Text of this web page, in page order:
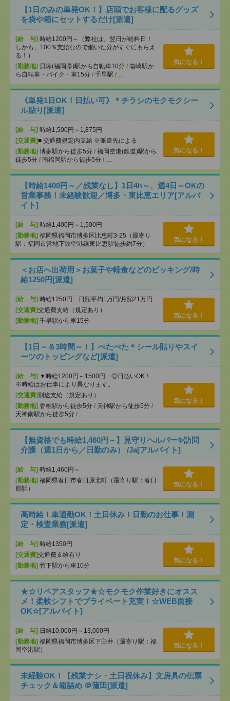
【1日のみの単発OK！】店頭でお客様に配るグッズ
を袋や箱にセットするだけ[派遣]
[給 与] 時給1200円～（弊社は、翌日が給料日！
しかも、100％支給なので働いた分がすぐにもらえ
る！）
[勤務地] 貝塚(福岡県)駅から自転車10分 / 箱崎駅か
ら自転車・バイク・車15分 / 千早駅 / …
気になる！
《単発1日OK！日払い可》＊チラシのモクモクシー
ル貼り[派遣]
[給 与] 時給1,500円～1,875円
[交通費]■ 交通費規定内支給 ※派遣先による
[勤務地] 博多駅から徒歩5分 / 福岡空港(鉄道)駅から
徒歩5分 / 南福岡駅から徒歩5分 / …
気になる！
【時給1400円～／残業なし】1日4h～、週4日～OKの
営業事務！未経験歓迎／博多・東比恵エリア[アルバ
イト]
[給 与] 時給1,400円～1,500円
[勤務地] 福岡県福岡市博多区比恵町3-25（最寄り
駅：福岡市営地下鉄空港線東比恵駅徒歩約7分）
気になる！
＜お店へ出荷用＞お菓子や軽食などのピッキング/時
給1250円[派遣]
[給 与] 時給1250円 日額平均1万円/月額21万円
[交通費]交通費支給（規定あり）
[勤務地] 千早駅から車15分
気になる！
【1日～＆3時間～！】ぺたぺた＊シール貼りやスイ
ーツのトッピングなど[派遣]
[給 与] ▼時給1200円～1500円 ◎日払いOK！
※時給はお仕事により異なります。
[交通費] 別途支給（規定あり）
[勤務地] 香椎駅から徒歩5分 / 天神駅から徒歩5分 /
天神南駅から徒歩5分 / …
気になる！
【無資格でも時給1,460円～】見守りヘルパー✨訪問
介護（週1日から／日勤のみ） /Ja[アルバイト]
[給 与] 時給1,460円～
[勤務地] 福岡県春日市春日原北町（最寄り駅：春日
原駅）
気になる！
高時給！車通勤OK！土日休み！日勤のお仕事！測
定・検査業務[派遣]
[給 与] 時給1350円
[交通費]交通費支給有り
[勤務地] 竹下駅から車10分
気になる！
★☆リペアスタッフ★☆モクモク作業好きにオスス
メ！柔軟シフトでプライベート充実！☆WEB面接
OK☆[アルバイト]
[給 与] 日給10,000円～13,000円
[勤務地] 福岡県福岡市博多区下臼井（最寄り駅：福
岡空港駅）
気になる！
未経験OK！【残業ナシ・土日祝休み】文房具の伝票
チェック＆箱詰め ＠蒲田[派遣]